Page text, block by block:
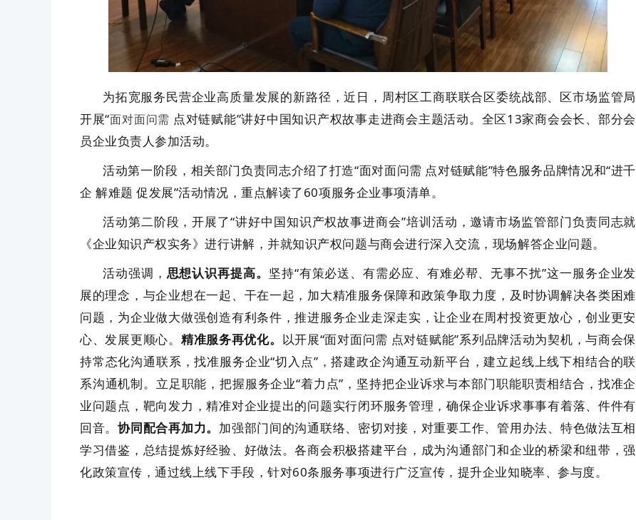
为拓宽服务民营企业高质量发展的新路径，近日，周村区工商联联合区委统战部、区市场监管局
开展“面对面问需 点对链赋能”讲好中国知识产权故事走进商会主题活动。全区13家商会会长、部分会
员企业负责人参加活动。
活动第一阶段，相关部门负责同志介绍了打造“面对面问需 点对链赋能”特色服务品牌情况和“进千
企 解难题 促发展”活动情况，重点解读了60项服务企业事项清单。
活动第二阶段，开展了“讲好中国知识产权故事进商会”培训活动，邀请市场监管部门负责同志就
《企业知识产权实务》进行讲解，并就知识产权问题与商会进行深入交流，现场解答企业问题。
活动强调， 思想认识再提高。 坚持“有策必送、有需必应、有难必帮、无事不扰”这一服务企业发
展的理念，与企业想在一起、干在一起，加大精准服务保障和政策争取力度，及时协调解决各类困难
问题，为企业做大做强创造有利条件，推进服务企业走深走实，让企业在周村投资更放心，创业更安
心、发展更顺心。 精准服务再优化。 以开展“面对面问需 点对链赋能”系列品牌活动为契机，与商会保
持常态化沟通联系，找准服务企业“切入点”，搭建政企沟通互动新平台，建立起线上线下相结合的联
系沟通机制。立足职能，把握服务企业“着力点”，坚持把企业诉求与本部门职能职责相结合，找准企
业问题点，靶向发力，精准对企业提出的问题实行闭环服务管理，确保企业诉求事事有着落、件件有
回音。协同配合再加力。 加强部门间的沟通联络、密切对接，对重要工作、管用办法、特色做法互相
学习借鉴，总结提炼好经验、好做法。各商会积极搭建平台，成为沟通部门和企业的桥梁和纽带，强
化政策宣传，通过线上线下手段，针对60条服务事项进行广泛宣传，提升企业知晓率、参与度。